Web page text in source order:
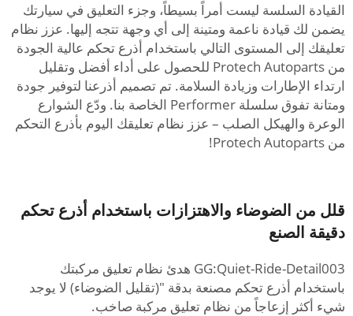
القيادة السلسة ليست أمراً بسيطاً، وجزء التعليق في سيارتك
يضمن لك قيادة ناعمة ومتينة إلى أي وجهة تتجه إليها. عزز نظام
تعليقك إلى المستوى التالي باستخدام أذرع تحكم عالية الجودة
من Protech Autoparts للحصول على أداء أفضل وتقليل
ارتداء الإطارات وزيادة السلامة. تم تصميم أذرعنا لتوفير جودة
ومتانة تفوق سلسلة Performer الخاصة بنا. ودّع الشوارع
الوعرة والهيكل الصلب – عزز نظام تعليقك اليوم بأذرع التحكم
من Protech Autoparts!
قلل من الضوضاء والاهتزازات باستخدام أذرع تحكم
دقيقة الصنع
GG:Quiet-Ride-Detail003 هدئ نظام تعليق مركبتك
باستخدام أذرع تحكم مصنعة بدقة "(تقليل الضوضاء) لا يوجد
شيء أكثر إزعاجاً من نظام تعليق مركبة صاخب.